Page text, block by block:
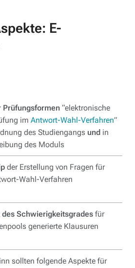
E-
Prüfungsformen “elektronische
im Antwort-Wahl-Verfahren”
des Studiengangs und in
des Moduls
der Erstellung von Fragen für
Wahl-Verfahren
Schwierigkeitsgrades für
generierte Klausuren
sollten folgende Aspekte für